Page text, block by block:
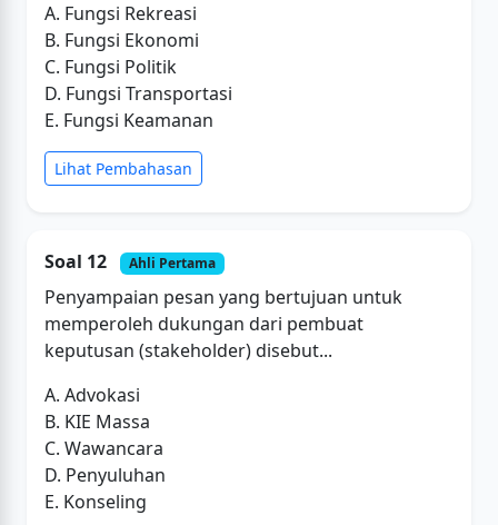
A. Fungsi Rekreasi
B. Fungsi Ekonomi
C. Fungsi Politik
D. Fungsi Transportasi
E. Fungsi Keamanan
Lihat Pembahasan
Soal 12 Ahli Pertama
Penyampaian pesan yang bertujuan untuk
memperoleh dukungan dari pembuat
keputusan (stakeholder) disebut...
A. Advokasi
B. KIE Massa
C. Wawancara
D. Penyuluhan
E. Konseling